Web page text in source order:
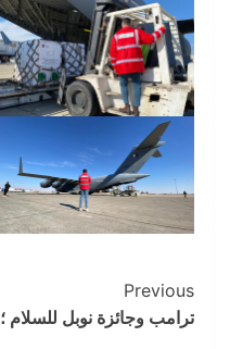
Post
Navigation
Previous
ترامب وجائزة نوبل للسلام ؛